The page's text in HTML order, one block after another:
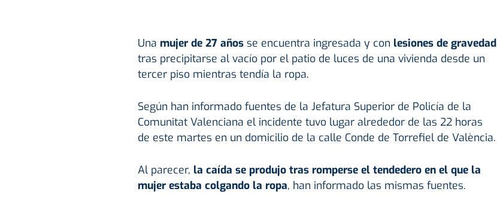
Una mujer de 27 añosse encuentra ingresada y con lesiones de gravedad
tras precipitarse al vacío por el patio de luces de una vivienda desde un
tercer piso mientras tendía la ropa.
Según han informado fuentes de la Jefatura Superior de Policía de la
Comunitat Valenciana el incidente tuvo lugar alrededor de las 22 horas
de este martes en un domicilio de la calle Conde de Torrefiel de València.
Al parecer, la caída se produjo tras romperse el tendedero en el que la
mujer estaba colgando la ropa, han informado las mismas fuentes.